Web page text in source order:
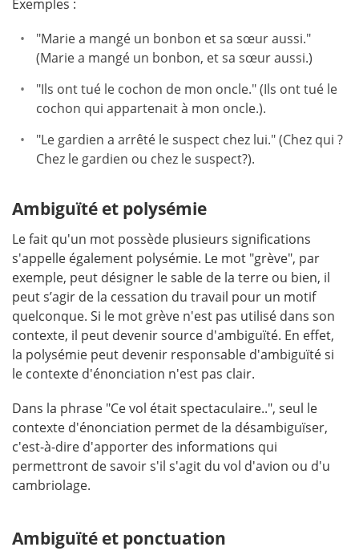
Exemples :
"Marie a mangé un bonbon et sa sœur aussi."
(Marie a mangé un bonbon, et sa sœur aussi.)
"Ils ont tué le cochon de mon oncle." (Ils ont tué le
cochon qui appartenait à mon oncle.).
"Le gardien a arrêté le suspect chez lui." (Chez qui ?
Chez le gardien ou chez le suspect?).
Ambiguïté et polysémie
Le fait qu'un mot possède plusieurs significations
s'appelle également polysémie. Le mot "grève", par
exemple, peut désigner le sable de la terre ou bien, il
peut s’agir de la cessation du travail pour un motif
quelconque. Si le mot grève n'est pas utilisé dans son
contexte, il peut devenir source d'ambiguïté. En effet,
la polysémie peut devenir responsable d'ambiguïté si
le contexte d'énonciation n'est pas clair.
Dans la phrase "Ce vol était spectaculaire..", seul le
contexte d'énonciation permet de la désambiguïser,
c'est-à-dire d'apporter des informations qui
permettront de savoir s'il s'agit du vol d'avion ou d'u
cambriolage.
Ambiguïté et ponctuation